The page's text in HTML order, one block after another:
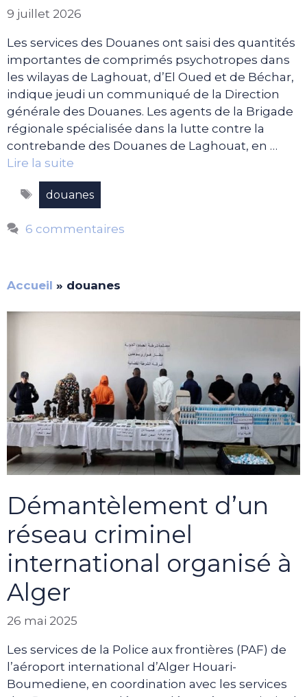
9 juillet 2026
Les services des Douanes ont saisi des quantités
importantes de comprimés psychotropes dans
les wilayas de Laghouat, d’El Oued et de Béchar,
indique jeudi un communiqué de la Direction
générale des Douanes. Les agents de la Brigade
régionale spécialisée dans la lutte contre la
contrebande des Douanes de Laghouat, en …
Lire la suite
Étiquettes
douanes
6 commentaires
Accueil » douanes
Démantèlement d’un
réseau criminel
international organisé à
Alger
26 mai 2025
Les services de la Police aux frontières (PAF) de
l’aéroport international d’Alger Houari-
Boumediene, en coordination avec les services